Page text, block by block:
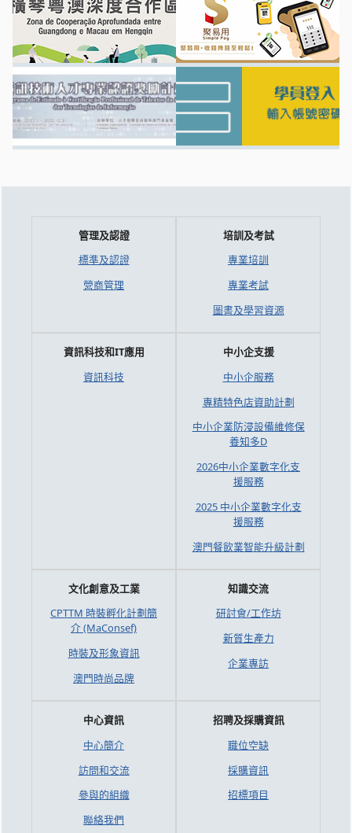
管理及認證
標準及認證
營商管理
培訓及考試
專業培訓
專業考試
圖書及學習資源
資訊科技和IT應用
資訊科技
中小企支援
中小企服務
專精特色店資助計劃
中小企業防浸設備維修保
養知多D
2026中小企業數字化支
援服務
2025 中小企業數字化支
援服務
澳門餐飲業智能升級計劃
文化創意及工業
CPTTM 時裝孵化計劃簡
介 (MaConsef)
時裝及形象資訊
澳門時尚品牌
知識交流
研討會/工作坊
新質生產力
企業專訪
中心資訊
中心簡介
訪問和交流
參與的組織
聯絡我們
招聘及採購資訊
職位空缺
採購資訊
招標項目